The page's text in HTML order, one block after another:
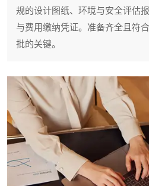
规的设计图纸、环境与安全评估
与费用缴纳凭证。准备齐全且符
批的关键。